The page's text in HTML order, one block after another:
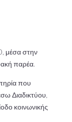
μέσα στην
παρέα.
που
Διαδικτύου,
κοινωνικής